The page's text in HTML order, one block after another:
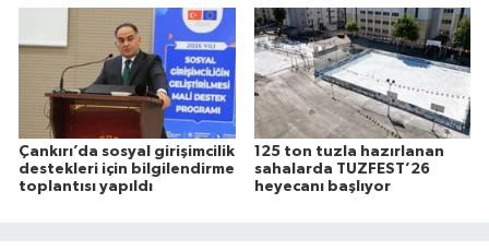
Çankırı’da sosyal girişimcilik
destekleri için bilgilendirme
toplantısı yapıldı
125 ton tuzla hazırlanan
sahalarda TUZFEST’26
heyecanı başlıyor